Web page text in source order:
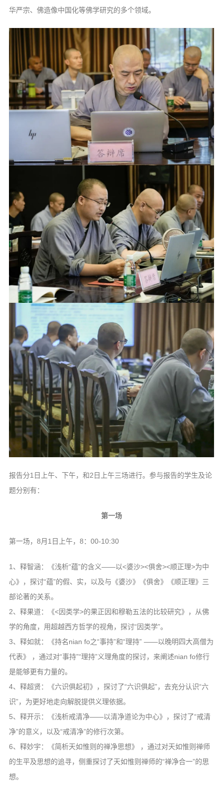
华严宗、佛造像中国化等佛学研究的多个领域。
报告分1日上午、下午，和2日上午三场进行。参与报告的学生及论
题分别有：
第一场
第一场，8月1日上午，8：00-10:30
1、释智涵：《浅析“蕴”的含义——以<婆沙><俱舍><顺正理>为中
心》，探讨“蕴”的假、实，以及与《婆沙》《俱舍》《顺正理》三
部论著的关系。
2、释果道：《<因类学>的果正因和穆勒五法的比较研究》，从佛
学的角度，用超越西方哲学的视角，探讨“因类学”。
3、释如就：《持名nian fo之“事持”和“理持” ——以晚明四大高僧为
代表》 ，通过对“事持”“理持”义理角度的探讨，来阐述nian fo修行
是能够更有力量的。
4、释超贤：《六识俱起初》，探讨了“六识俱起”，去充分认识“六
识”，为更好地走向解脱提供义理依据。
5、释开示：《浅析戒清净——以清净道论为中心》，探讨了“戒清
净”的意义，以及“戒清净”的修行次第。
6、释妙宇：《简析天如惟则的禅净思想》 ，通过对天如惟则禅师
的生平及思想的追寻，侧重探讨了天如惟则禅师的“禅净合一”的思
想。